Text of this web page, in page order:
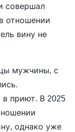
совершал
отношении
вину не
мужчины, с
приют. В 2025
однако уже